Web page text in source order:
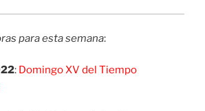
para esta semana:
: Domingo XV del Tiempo